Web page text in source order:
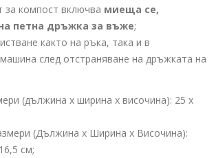
за компост включва миеща се,
петна дръжка за въже;
както на ръка, така и в
след отстраняване на дръжката на
(дължина х ширина х височина): 25 х
(Дължина х Ширина х Височина):
см;